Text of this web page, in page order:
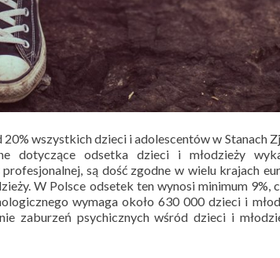
wszystkich dzieci i adolescentów w Stanach
dotyczące odsetka dzieci i młodzieży
są dość zgodne w wielu krajach
W Polsce odsetek ten wynosi minimum 9%,
wymaga około 630 000 dzieci i
zaburzeń psychicznych wśród dzieci i